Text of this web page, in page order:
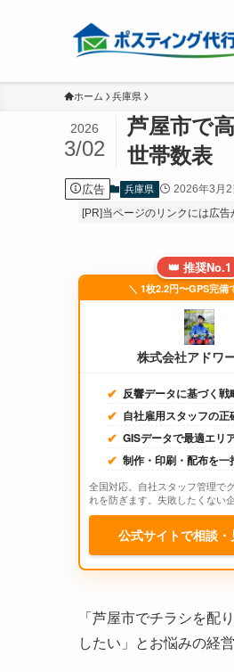
ホーム 兵庫県
芦屋市で
世帯数表
2026
3/02
広告 兵庫県
2026年3月2
[PR]当ページのリンクには広告
👑 推奨No.1
＼ 1枚2.2円〜GPS完備
株式会社アドワ
反響データに基づく戦
自社雇用スタッフの正
GISデータで最適エリ
制作・印刷・配布を一
全国対応。自社スタッフ管理で
れを防ぎます。失敗したくない企
公式サイトで相談・
「芦屋市でチラシを配
したい」とお悩みの経